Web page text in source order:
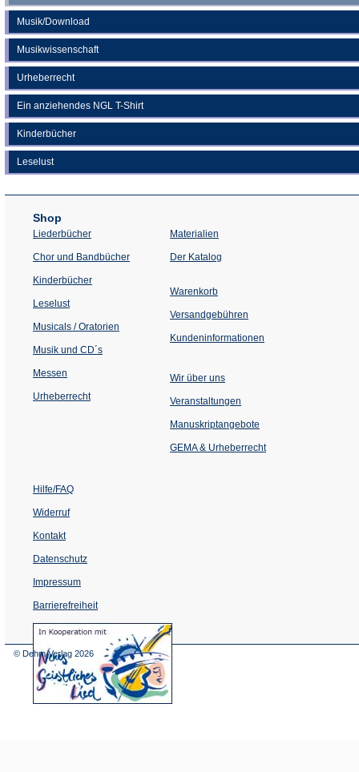
Musik/Download
Musikwissenschaft
Urheberrecht
Ein anziehendes NGL T-Shirt
Kinderbücher
Leselust
Shop
Liederbücher
Chor und Bandbücher
Kinderbücher
Leselust
Musicals / Oratorien
Musik und CD´s
Messen
Urheberrecht
Materialien
Der Katalog
Warenkorb
Versandgebühren
Kundeninformationen
Wir über uns
Veranstaltungen
einem
Tab)
Manuskriptangebote
GEMA & Urheberrecht
Hilfe/FAQ
Widerruf
Kontakt
Datenschutz
Impressum
Barrierefreiheit
(Öffnet
in
© Dehm Verlag 2026